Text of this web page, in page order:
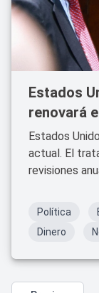
Estados
renovará
Estados
actual. El
revisiones
Política
Dinero